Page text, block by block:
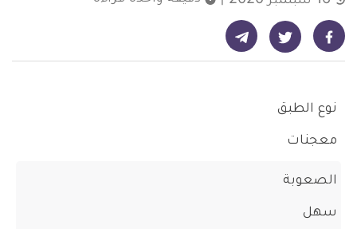
شارك على فيسبوك - ديلي ميديكال انفو شارك على تويتر - ديلي ميديكال انفو شارك على تيليجرام - ديلي ميديكال انفو
نوع الطبق
معجنات
الصعوبة
سهل